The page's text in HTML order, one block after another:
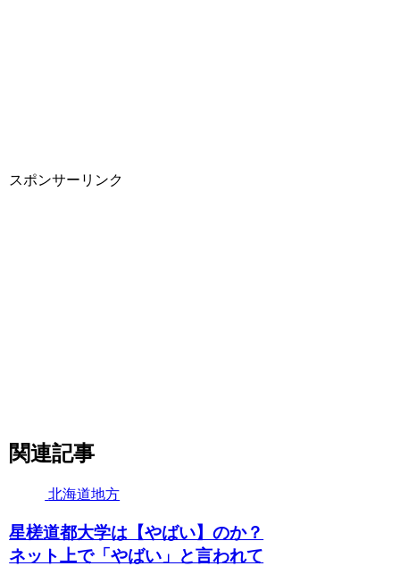
スポンサーリンク
関連記事
北海道地方
星槎道都大学は【やばい】のか？
ネット上で「やばい」と言われて